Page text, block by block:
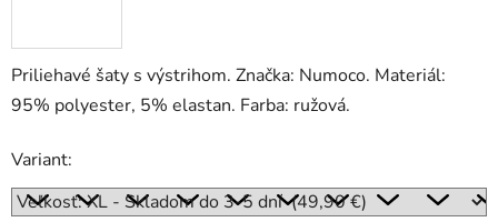
Priliehavé šaty s výstrihom. Značka: Numoco. Materiál:
95% polyester, 5% elastan. Farba: ružová.
Variant: